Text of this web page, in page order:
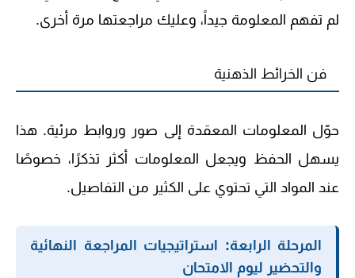
لم تفهم المعلومة جيداً، وعليك مراجعتها مرة أخرى.
فن الخرائط الذهنية
حوّل المعلومات المعقدة إلى صور وروابط مرئية. هذا
يسهل الحفظ ويجعل المعلومات أكثر تذكرًا، خصوصًا
عند المواد التي تحتوي على الكثير من التفاصيل.
المرحلة الرابعة: استراتيجيات المراجعة النهائية
والتحضير ليوم الامتحان